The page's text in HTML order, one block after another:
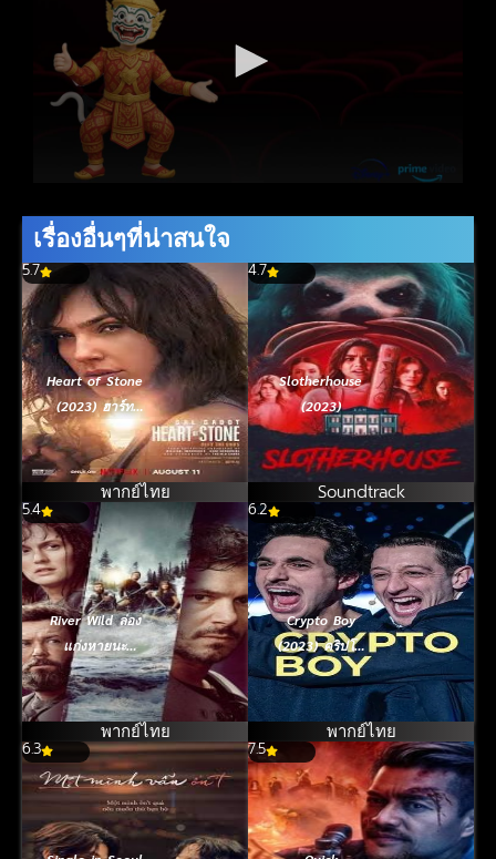
เรื่องอื่นๆที่น่าสนใจ
5.7
Heart of Stone
(2023) ฮาร์ท
ออฟ สโตน
พากย์ไทย
4.7
Slotherhouse
(2023)
Soundtrack
5.4
River Wild ล่อง
แก่งหายนะ
(2023)
พากย์ไทย
6.2
Crypto Boy
(2023) คริปโต
บอย
พากย์ไทย
6.3 7.5